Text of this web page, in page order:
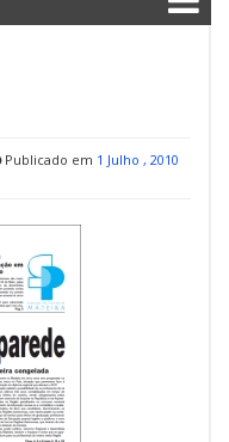
Publicado em 1 Julho , 2010